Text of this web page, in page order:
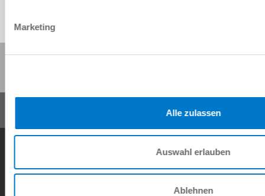
Marketing
Alle zulassen
Auswahl erlauben
Ablehnen
Share this page: